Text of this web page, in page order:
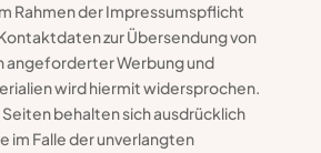
Rahmen der Impressumspflicht
zur Übersendung von
angeforderter Werbung und
wird hiermit widersprochen.
behalten sich ausdrücklich
im Falle der unverlangten